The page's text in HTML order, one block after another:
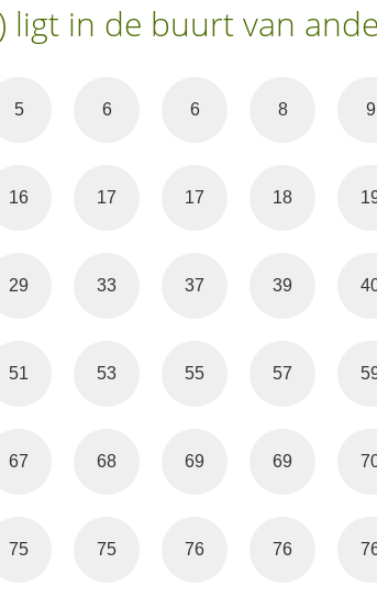
ligt in de buurt van
5 6 6 8 9
16 17 17 18
29 33 37 39
51 53 55 57
67 68 69 69
75 75 76 76